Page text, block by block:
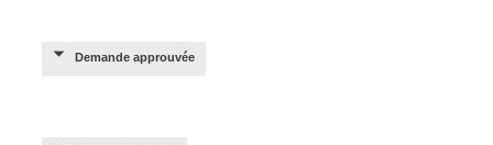
Demande approuvée